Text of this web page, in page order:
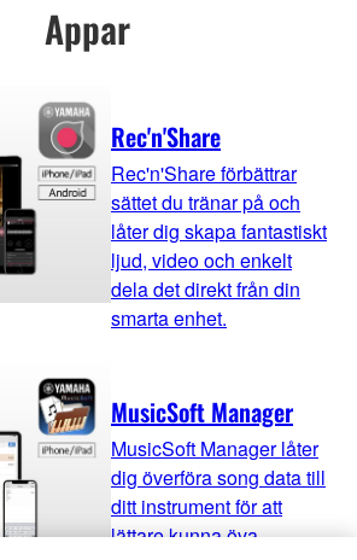
Appar
Rec'n'Share
Rec'n'Share förbättrar
sättet du tränar på och
låter dig skapa fantastiskt
ljud, video och enkelt
dela det direkt från din
smarta enhet.
MusicSoft Manager
MusicSoft Manager låter
dig överföra song data till
ditt instrument för att
lättare kunna öva.